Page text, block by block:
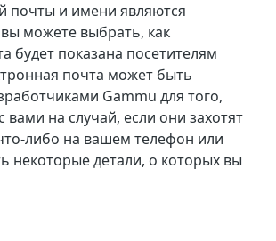
почты и имени являются
можете выбрать, как
будет показана посетителям
почта может быть
Gammu для того,
вами на случай, если они захотят
либо на вашем телефон или
некоторые детали, о которых вы